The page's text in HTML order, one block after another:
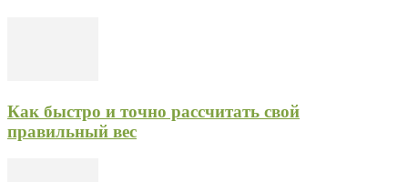
Как быстро и точно рассчитать свой
правильный вес